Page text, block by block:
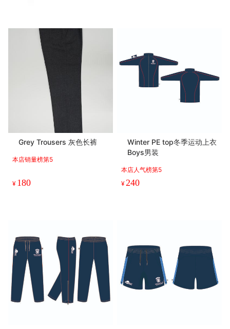
Grey Trousers 灰色长裤
本店销量榜第5
¥ 180
Winter PE top冬季运动上衣
Boys男装
本店人气榜第5
¥240